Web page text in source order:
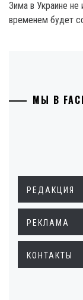
Зима в Украине не
временем будет
МЫ В
РЕДАКЦИЯ
РЕКЛАМА
КОНТАКТЫ